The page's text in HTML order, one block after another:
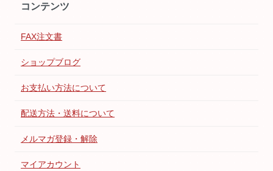
コンテンツ
FAX注文書
ショップブログ
お支払い方法について
配送方法・送料について
メルマガ登録・解除
マイアカウント